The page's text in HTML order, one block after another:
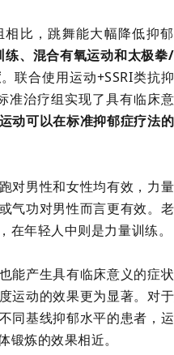
比，跳舞能大幅降低抑
、混合有氧运动和太极拳/
。联合使用运动+SSRI类抗
准治疗组实现了具有临床
运动可以在标准抑郁症疗法
对男性和女性均有效，力
气功对男性而言更有效。
在年轻人中则是力量训练。
能产生具有临床意义的症
运动的效果更为显著。对
同基线抑郁水平的患者，
锻炼的效果相近。